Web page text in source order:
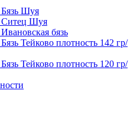
Бязь Шуя
Ситец Шуя
бязь
Тейково плотность 142 гр/
Тейково плотность 120 гр/